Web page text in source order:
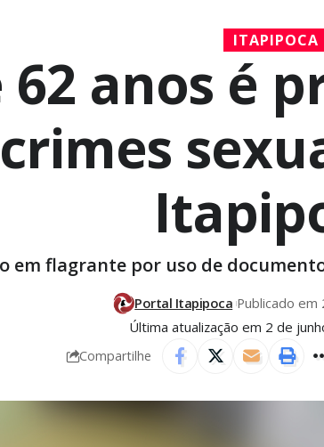
ITAPIPOCA
anos é
em flagrante por uso de
Última atualização em 2 de
Portal Itapipoca Publicado
Compartilhe